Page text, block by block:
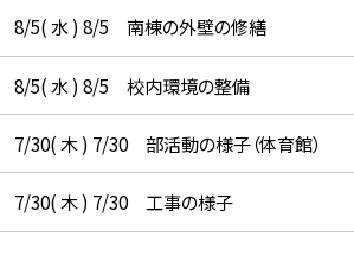
8/5( 水 ) 8/5 南棟の外壁の修繕
8/5( 水 ) 8/5 校内環境の整備
7/30( 木 ) 7/30 部活動の様子（体育館）
7/30( 木 ) 7/30 工事の様子